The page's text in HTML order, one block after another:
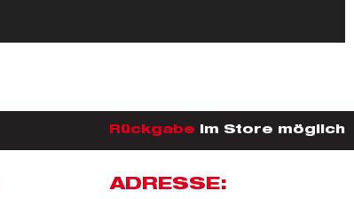
Rückgabe im Store möglich
ADRESSE: